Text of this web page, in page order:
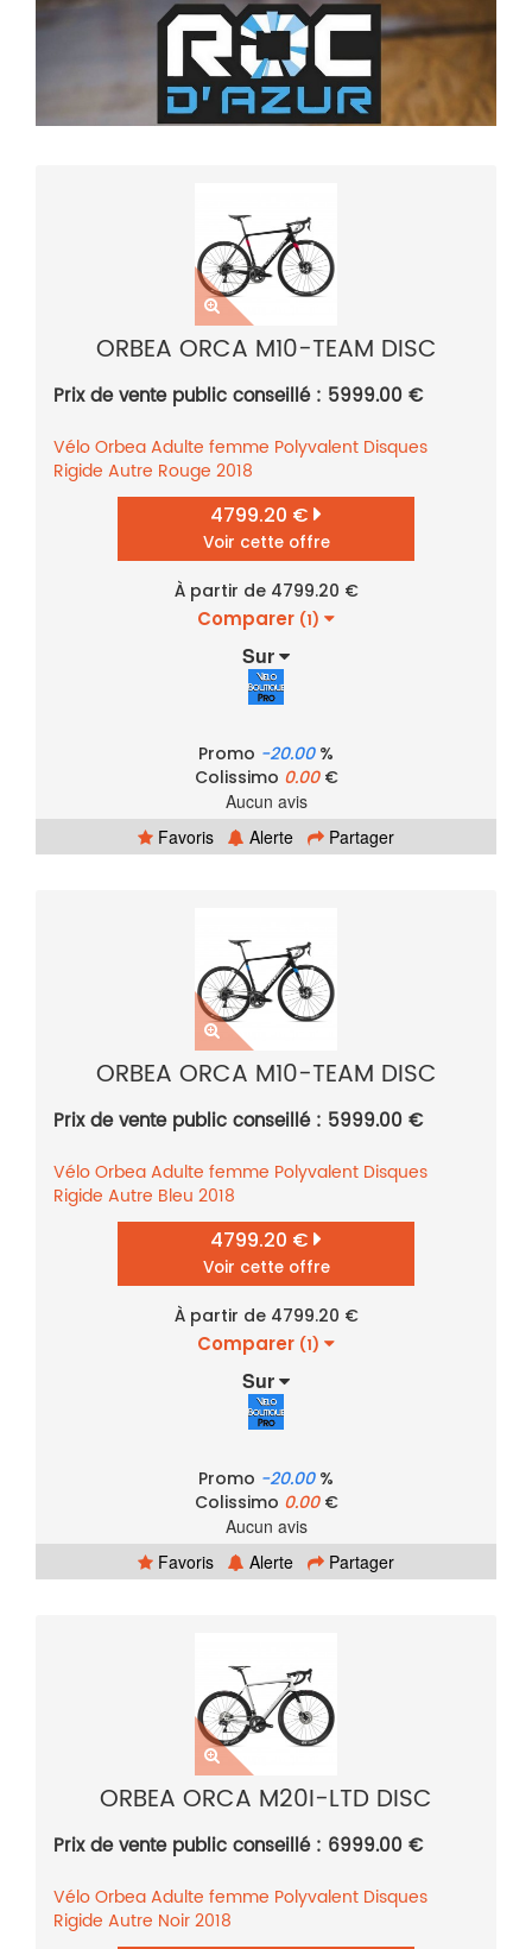
ORBEA ORCA M10-TEAM DISC
Prix de vente public conseillé : 5999.00 €
VéloOrbeaAdulte femme Polyvalent Disques
Rigide Autre Rouge 2018
4799.20 €
Voir cette offre
À partir de 4799.20 €
Comparer (1)
Sur
Promo -20.00%
Colissimo 0.00€
Aucun avis
Favoris
Alerte Partager
ORBEA ORCA M10-TEAM DISC
Prix de vente public conseillé : 5999.00 €
VéloOrbeaAdulte femme Polyvalent Disques
Rigide Autre Bleu 2018
4799.20 €
Voir cette offre
À partir de 4799.20 €
Comparer (1)
Sur
Promo -20.00%
Colissimo 0.00€
Aucun avis
Favoris
Alerte Partager
ORBEA ORCA M20I-LTD DISC
Prix de vente public conseillé : 6999.00 €
VéloOrbeaAdulte femme Polyvalent Disques
Rigide Autre Noir2018